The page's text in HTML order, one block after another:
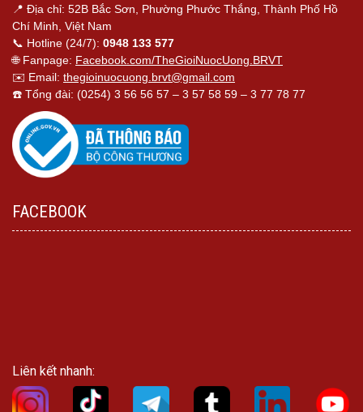
📍 Địa chỉ: 52B Bắc Sơn, Phường Phước Thắng, Thành Phố Hồ
Chí Minh, Việt Nam
📞 Hotline (24/7): 0948 133 577
🌐 Fanpage: Facebook.com/TheGioiNuocUong.BRVT
✉️ Email: thegioinuocuong.brvt@gmail.com
☎️ Tổng đài: (0254) 3 56 56 57 – 3 57 58 59 – 3 77 78 77
FACEBOOK
Liên kết nhanh: